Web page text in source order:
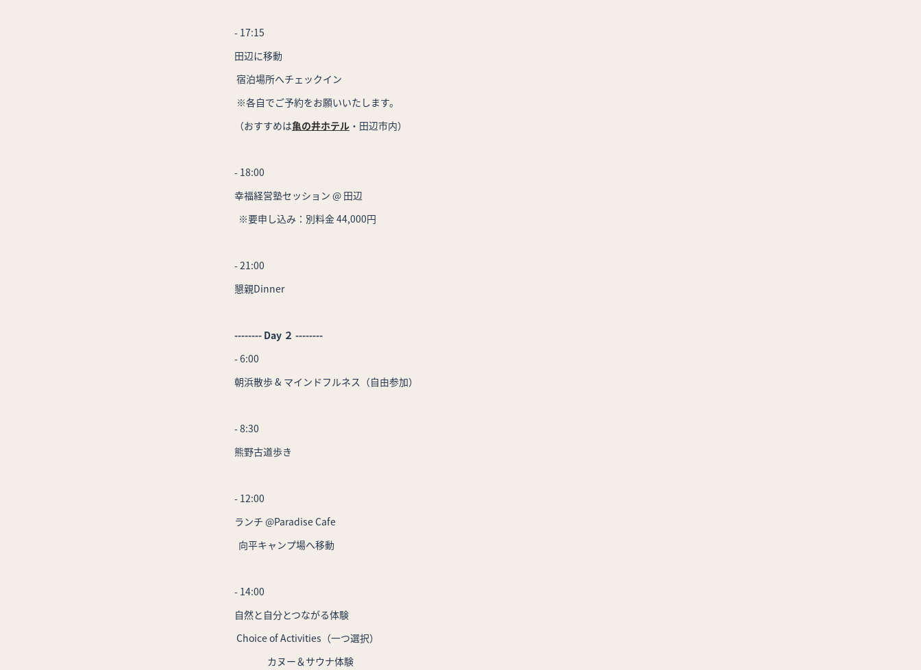
- 17:15
田辺に移動
宿泊場所へチェックイン
※各自でご予約をお願いいたします。
（おすすめは亀の井ホテル ・田辺市内）
- 18:00
幸福経営塾セッション @ 田辺
※要申し込み：別料金 44,000円
- 21:00
懇親Dinner
-------- Day ２ --------
- 6:00
朝浜散歩 & マインドフルネス （自由参加）
- 8:30
熊野古道歩き
- 12:00
ランチ @Paradise Cafe
向平キャンプ場へ移動
- 14:00
自然と自分とつながる体験
Choice of Activities（一つ選択）
カヌー＆サウナ体験